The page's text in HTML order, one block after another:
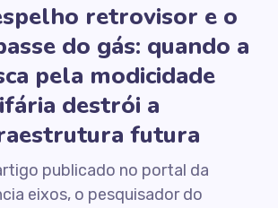
retrovisor e o
do gás: quando a
pela modicidade
destrói a
futura
publicado no portal da
eixos, o pesquisador do